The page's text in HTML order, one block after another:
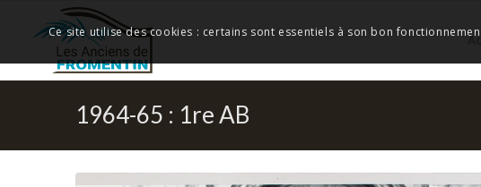
1964-65 : 1re AB
Ce site utilise des cookies : certains sont essentiels à son bon